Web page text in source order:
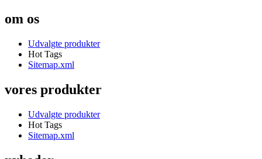
om os
Udvalgte produkter
Hot Tags
Sitemap.xml
vores produkter
Udvalgte produkter
Hot Tags
Sitemap.xml